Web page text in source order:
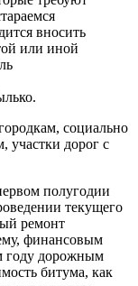
вносить
или иной
социально
участки дорог с
полугодии
текущего
ремонт
финансовым
году дорожным
битума, как